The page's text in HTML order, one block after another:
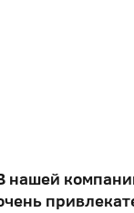
нашей